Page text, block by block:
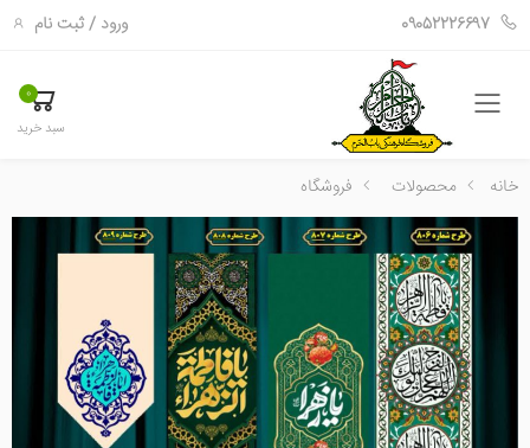
09052226697 ورود /ثبت نام
فهرست
0
سبد خرید
خانه محصولات فروشگاه